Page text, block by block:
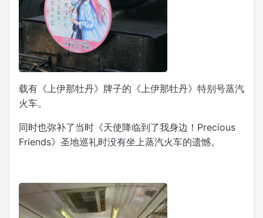
载有《上伊那牡丹》牌子的《上伊那牡丹》特别号蒸汽
火车。
同时也弥补了当时《天使降临到了我身边！Precious
Friends》圣地巡礼时没有坐上蒸汽火车的遗憾。